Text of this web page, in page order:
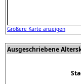
Größere Karte anzeigen
Ausgeschriebene